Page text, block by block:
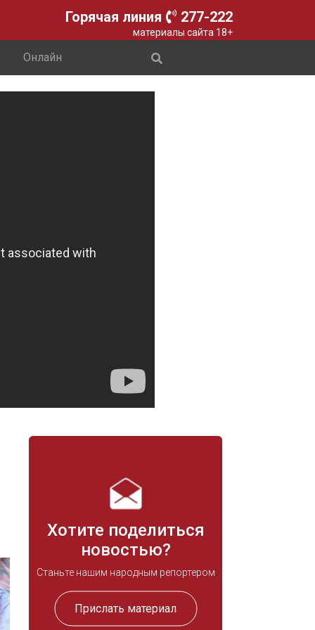
Горячая линия 277-222
материалы сайта 18+
Онлайн
Хотите поделиться
новостью?
Станьте нашим народным репортером
Прислать материал